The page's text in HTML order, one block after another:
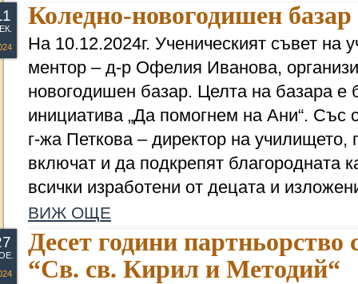
Коледно-новогодишен
На 10.12.2024г. Ученическият съвет на
ментор – д-р Офелия Иванова,
новогодишен базар. Целта на базара е
инициатива „Да помогнем на Ани“. Със
г-жа Петкова – директор на училището,
включат и да подкрепят благородната
всички изработени от децата и
ВИЖ ОЩЕ
Десет години
“Св. св. Кирил и Методий“